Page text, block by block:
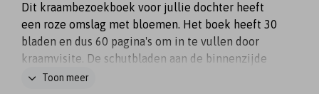
Dit kraambezoekboek voor jullie dochter heeft
een roze omslag met bloemen. Het boek heeft 30
bladen en dus 60 pagina's om in te vullen door
kraamvisite. De schutbladen aan de binnenzijde
zijn wit. Wil je de omslag aanpassen naar de stijl
Toon meer